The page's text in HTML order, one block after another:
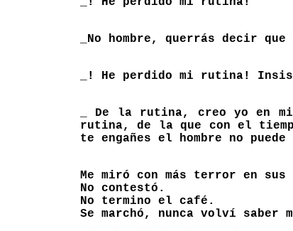
_No hombre, querrás decir
_! He perdido mi rutina!
_ De la rutina, creo yo en
rutina, de la que con el
te engañes el hombre no
Me miró con más terror en sus
No contestó.
No termino el café.
Se marchó, nunca volví saber